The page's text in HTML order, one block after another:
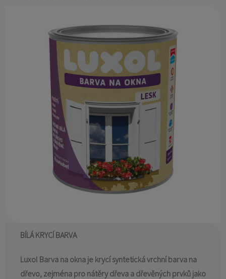
BÍLÁ KRYCÍ BARVA
Luxol Barva na okna je krycí syntetická vrchní barva na
dřevo, zejména pro nátěry dřeva a dřevěných prvků jako